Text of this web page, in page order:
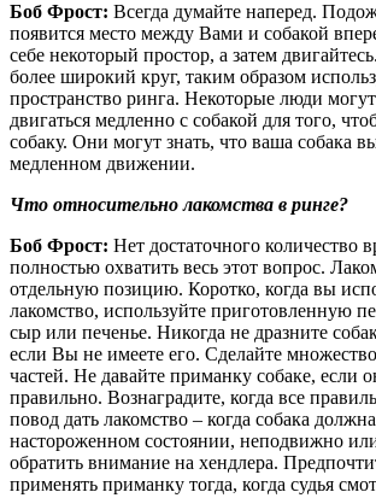
Боб Фрост: Всегда думайте наперед.
появится место между Вами и собакой
себе некоторый простор, а затем
более широкий круг, таким образом
пространство ринга. Некоторые люди
двигаться медленно с собакой для того,
собаку. Они могут знать, что ваша собака
медленном движении.
Что относительно лакомства в ринге?
Боб Фрост: Нет достаточного количество
полностью охватить весь этот вопрос.
отдельную позицию. Коротко, когда вы
лакомство, используйте приготовленную
сыр или печенье. Никогда не дразните
если Вы не имеете его. Сделайте
частей. Не давайте приманку собаке, если
правильно. Вознаградите, когда все
повод дать лакомство – когда собака
настороженном состоянии, неподвижно
обратить внимание на хендлера.
применять приманку тогда, когда судья